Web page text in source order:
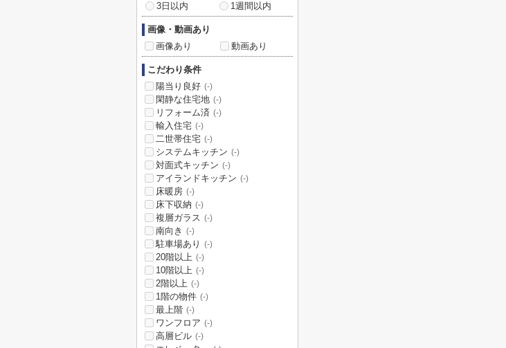
3日以内
1週間以内
画像・動画あり
画像あり
動画あり
こだわり条件
陽当り良好 (-)
閑静な住宅地 (-)
リフォーム済 (-)
輸入住宅 (-)
二世帯住宅 (-)
システムキッチン (-)
対面式キッチン (-)
アイランドキッチン (-)
床暖房 (-)
床下収納 (-)
複層ガラス (-)
南向き (-)
駐車場あり (-)
20階以上 (-)
10階以上 (-)
2階以上 (-)
1階の物件 (-)
最上階 (-)
ワンフロア (-)
高層ビル (-)